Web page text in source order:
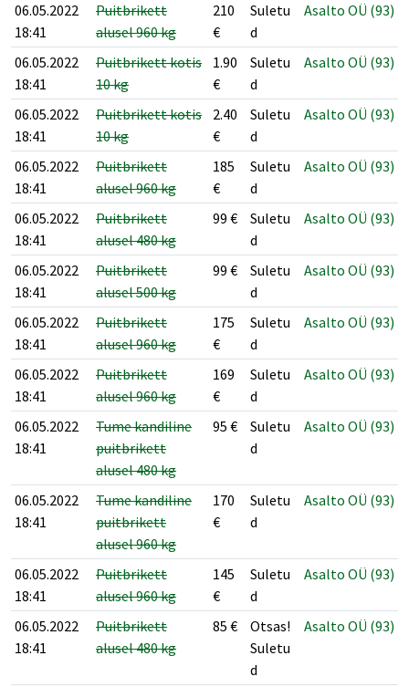
06.05.2022
18:41
Puitbrikett
alusel 960 kg
210
€
Suletu
d
Asalto OÜ (93)
06.05.2022
18:41
Puitbrikett kotis
10 kg
1.90
€
Suletu
d
Asalto OÜ (93)
06.05.2022
18:41
Puitbrikett kotis
10 kg
2.40
€
Suletu
d
Asalto OÜ (93)
06.05.2022
18:41
Puitbrikett
alusel 960 kg
185
€
Suletu
d
Asalto OÜ (93)
06.05.2022
18:41
Puitbrikett
alusel 480 kg
99 €
Suletu
d
Asalto OÜ (93)
06.05.2022
18:41
Puitbrikett
alusel 500 kg
99 €
Suletu
d
Asalto OÜ (93)
06.05.2022
18:41
Puitbrikett
alusel 960 kg
175
€
Suletu
d
Asalto OÜ (93)
06.05.2022
18:41
Puitbrikett
alusel 960 kg
169
€
Suletu
d
Asalto OÜ (93)
06.05.2022
18:41
Tume kandiline
puitbrikett
alusel 480 kg
95 €
Suletu
d
Asalto OÜ (93)
06.05.2022
18:41
Tume kandiline
puitbrikett
alusel 960 kg
170
€
Suletu
d
Asalto OÜ (93)
06.05.2022
18:41
Puitbrikett
alusel 960 kg
145
€
Suletu
d
Asalto OÜ (93)
06.05.2022
18:41
Puitbrikett
alusel 480 kg
85 €
Otsas!
Suletu
d
Asalto OÜ (93)